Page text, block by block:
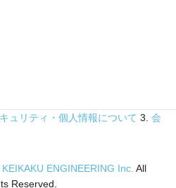
ュリティ・個人情報について 3. 会
ENGINEERING Inc. All
Reserved.